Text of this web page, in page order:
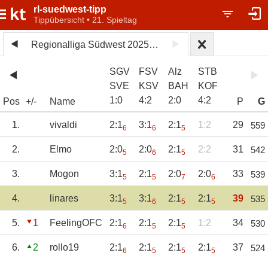
rl-suedwest-tipp
Tippübersicht • 21. Spieltag
Regionalliga Südwest 2025/26
Pos +/- Name
SGV
SVE
1:0
FSV
KSV
4:2
Alz
BAH
2:0
STB
KOF
4:2 P G
1. vivaldi 2:16 3:16 2:15 1:2 29 559
2. Elmo 2:05 2:06 2:15 2:2 31 542
3. Mogon 3:15 2:15 2:07 2:06 33 539
4. linares 3:15 3:16 2:15 2:15 39 535
5. 1 FeelingOFC 2:16 2:15 2:15 1:2 34 530
6. 2 rollo19 2:16 2:15 2:15 2:15 37 524